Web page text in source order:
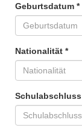
Geburtsdatum *
Nationalität *